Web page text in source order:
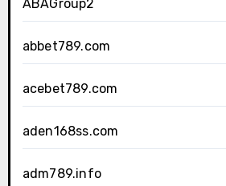
ABAGroup2
abbet789.com
acebet789.com
aden168ss.com
adm789.info